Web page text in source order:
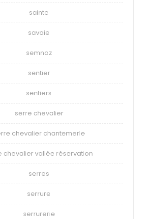
sainte
savoie
semnoz
sentier
sentiers
serre chevalier
chevalier chantemerle
chevalier vallée réservation
serres
serrure
serrurerie